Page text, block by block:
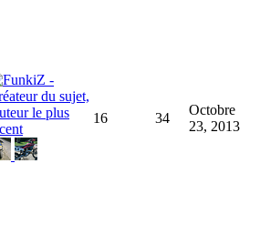
16 34
Octobre
23, 2013